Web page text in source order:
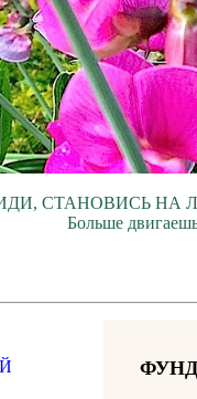
СТАНОВИСЬ НА
Больше